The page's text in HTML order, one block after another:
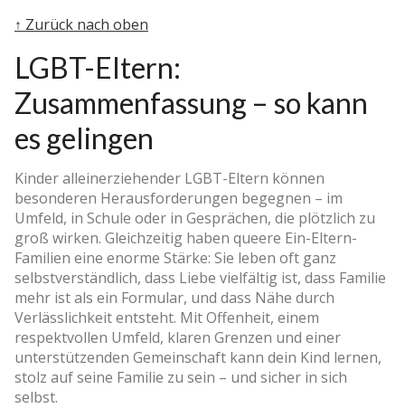
↑ Zurück nach oben
LGBT-Eltern:
Zusammenfassung – so kann
es gelingen
Kinder alleinerziehender LGBT-Eltern können
besonderen Herausforderungen begegnen – im
Umfeld, in Schule oder in Gesprächen, die plötzlich zu
groß wirken. Gleichzeitig haben queere Ein-Eltern-
Familien eine enorme Stärke: Sie leben oft ganz
selbstverständlich, dass Liebe vielfältig ist, dass Familie
mehr ist als ein Formular, und dass Nähe durch
Verlässlichkeit entsteht. Mit Offenheit, einem
respektvollen Umfeld, klaren Grenzen und einer
unterstützenden Gemeinschaft kann dein Kind lernen,
stolz auf seine Familie zu sein – und sicher in sich
selbst.